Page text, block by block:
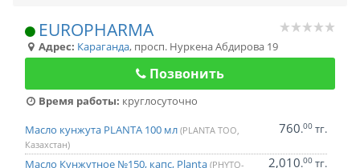
EUROPHARMA
Адрес: Караганда, просп. Нуркена Абдирова 19
Позвонить
Время работы: круглосуточно
Масло кунжута PLANTA 100 мл (PLANTA ТОО,
Казахстан)
760.00 тг.
Масло Кунжутное №150, капс, Planta (PHYTO-
2,010.00 тг.